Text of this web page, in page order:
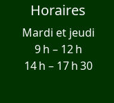
Horaires
Mardi et jeudi
9 h – 12 h
14 h – 17 h 30